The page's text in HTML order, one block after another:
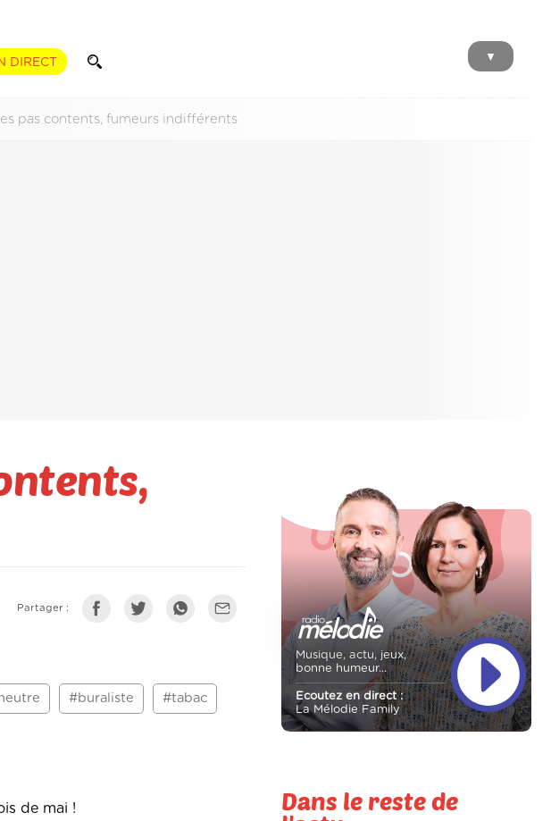
DIRECT ▼
pas contents, fumeurs indifférents
Partager :
#buraliste #tabac
de mai !
Musique, actu, jeux,
bonne humeur...
Ecoutez en direct :
La Mélodie Family
Dans le reste de